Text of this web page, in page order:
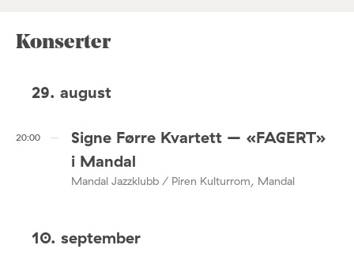
Konserter
29. august
20:00
Signe Førre Kvartett – «FAGERT»
i Mandal
Mandal Jazzklubb / Piren Kulturrom, Mandal
10. september